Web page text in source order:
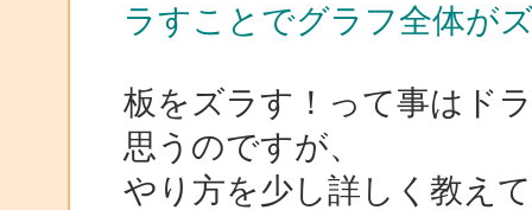
ラすことでグラフ全体が
板をズラす！って事はド
思うのですが、
やり方を少し詳しく教え